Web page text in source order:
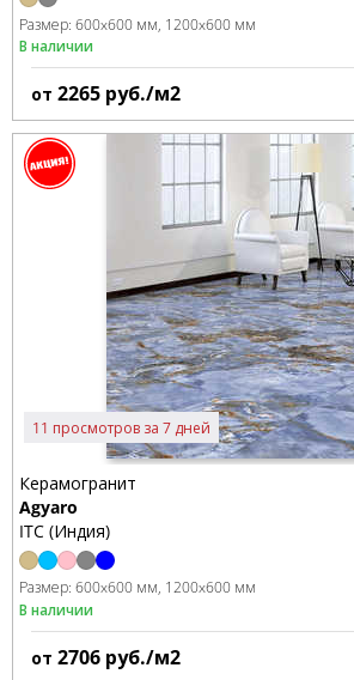
Размер: 600x600 мм 1200x600 мм
В наличии
от 2265 руб./м2
11 просмотров за 7 дней
Керамогранит
Agyaro
ITC (Индия)
Размер: 600x600 мм 1200x600 мм
В наличии
от 2706 руб./м2